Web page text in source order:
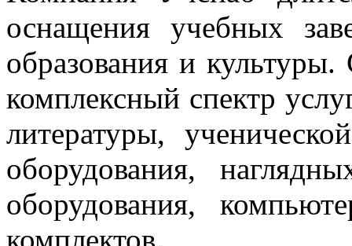
оснащения учебных
образования и
комплексный спектр
литературы,
оборудования,
оборудования,
комплектов.